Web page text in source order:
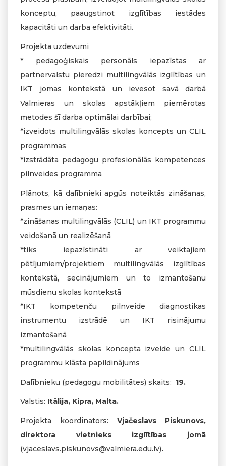
konceptu, paaugstinot izglītības iestādes
kapacitāti un darba efektivitāti.
Projekta uzdevumi
* pedagoģiskais personāls iepazīstas ar
partnervalstu pieredzi multilingvālās izglītības un
IKT jomas kontekstā un ievesot savā darbā
Valmieras un skolas apstākļiem piemērotas
metodes šī darba optimālai darbībai;
*izveidots multilingvālās skolas koncepts un CLIL
programmas
*izstrādāta pedagogu profesionālās kompetences
pilnveides programma
Plānots, kā dalībnieki apgūs noteiktās zināšanas,
prasmes un iemaņas:
*zināšanas multilingvālās (CLIL) un IKT programmu
veidošanā un realizēšanā
*tiks iepazīstināti ar veiktajiem
pētījumiem/projektiem multilingvālās izglītības
kontekstā, secinājumiem un to izmantošanu
mūsdienu skolas kontekstā
*IKT kompetenču pilnveide diagnostikas
instrumentu izstrādē un IKT risinājumu
izmantošanā
*multilingvālās skolas koncepta izveide un CLIL
programmu klāsta papildinājums
Dalībnieku (pedagogu mobilitātes) skaits: 19.
Valstis: Itālija, Kipra, Malta.
Projekta koordinators: Vjačeslavs Piskunovs,
direktora vietnieks izglītības jomā
(vjaceslavs.piskunovs@valmiera.edu.lv).